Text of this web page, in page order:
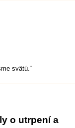
svätú.“
o utrpení a